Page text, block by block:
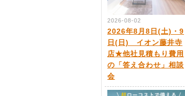
2026-08-02
2026年8月8日(土)・9
日(日) イオン藤井寺
店★他社見積もり費用
の「答え合わせ」相談
会